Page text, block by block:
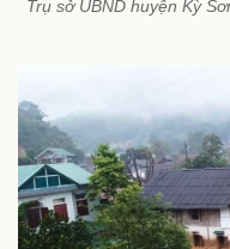
Trụ sở UBND huyện Kỳ